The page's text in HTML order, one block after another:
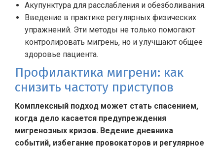
Акупунктура для расслабления и обезболивания.
Введение в практике регулярных физических
упражнений. Эти методы не только помогают
контролировать мигрень, но и улучшают общее
здоровье пациента.
Профилактика мигрени: как
снизить частоту приступов
Комплексный подход может стать спасением,
когда дело касается предупреждения
мигренозных кризов. Ведение дневника
событий, избегание провокаторов и регулярное